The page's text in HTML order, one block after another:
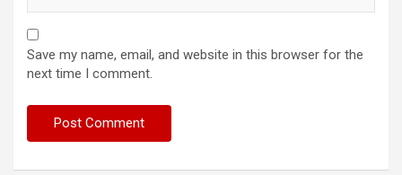
Save my name, email, and website in this browser for the
next time I comment.